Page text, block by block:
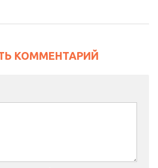
КОММЕНТАРИЙ